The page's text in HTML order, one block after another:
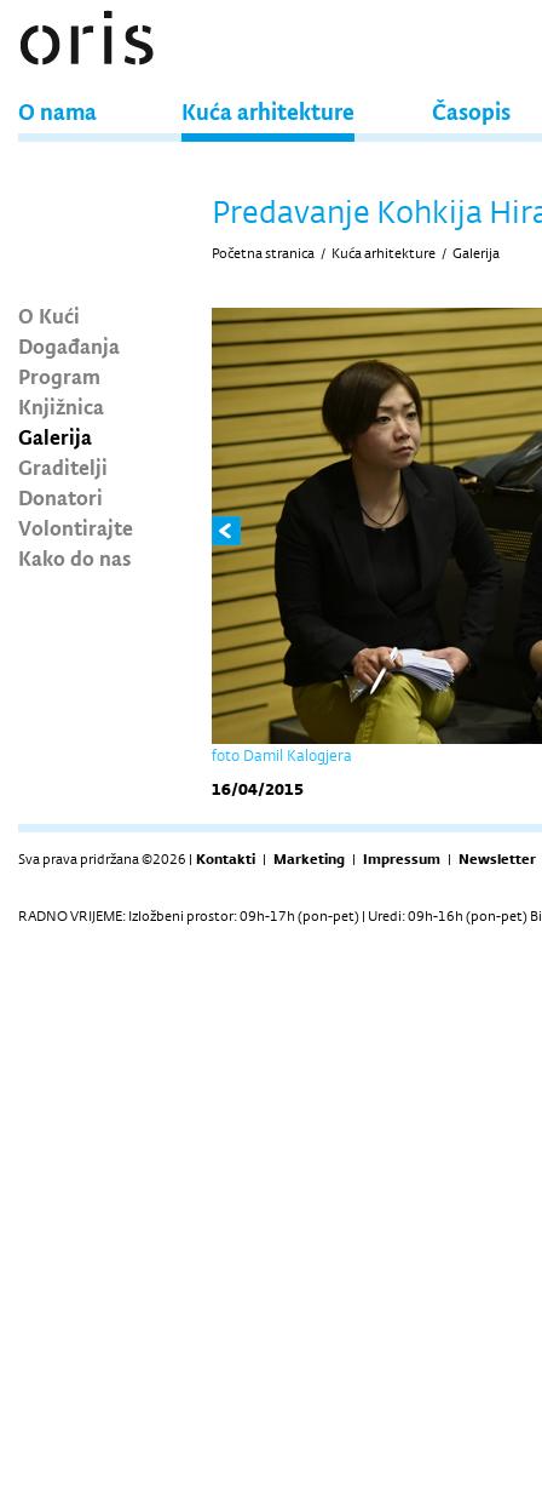
O nama Kuća arhitekture Časopis
O Kući
Događanja
Program
Knjižnica
Galerija
Graditelji
Donatori
Volontirajte
Kako do nas
Predavanje Kohkija
Početna stranica / Kuća arhitekture / Galerija
foto Damil Kalogjera
16/04/2015
Sva prava pridržana ©2026 | Kontakti | Marketing | Impressum | Newsletter
RADNO VRIJEME: Izložbeni prostor: 09h-17h (pon-pet) | Uredi: 09h-16h (pon-pet)